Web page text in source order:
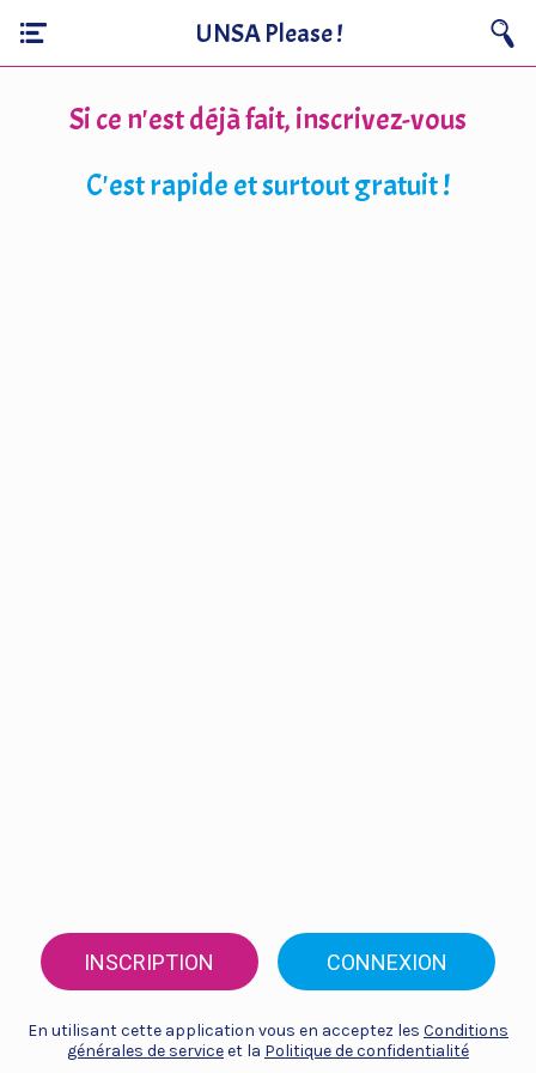
UNSA Please !
Si ce n'est déjà fait, inscrivez-vous
C'est rapide et surtout gratuit !
INSCRIPTION CONNEXION
En utilisant cette application vous en acceptez les Conditions
générales de serviceet la Politique de confidentialité